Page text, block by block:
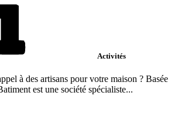
Activités
à des artisans pour votre maison ? Basée
est une société spécialiste...